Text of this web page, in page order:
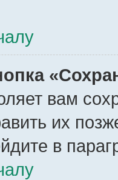
вам
их
в